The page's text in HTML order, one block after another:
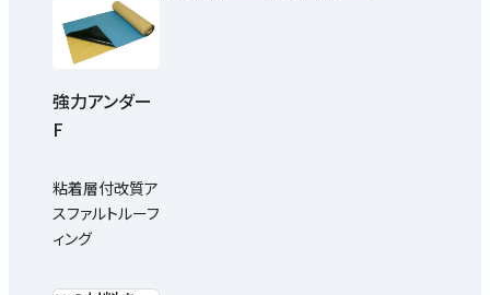
強力アンダー
F
粘着層付改質ア
スファルトルーフ
ィング